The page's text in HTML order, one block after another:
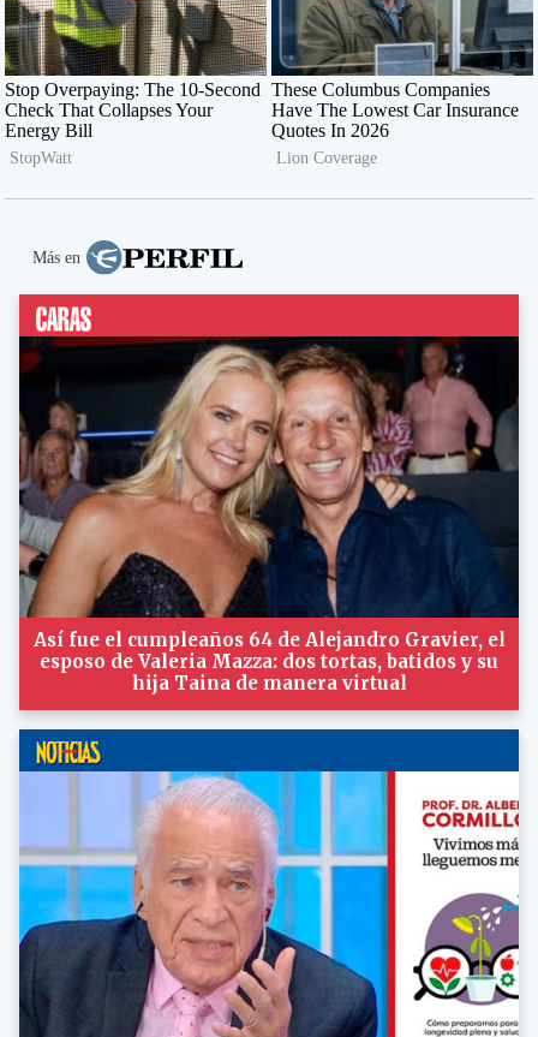
Más en
Así fue el cumpleaños 64 de Alejandro Gravier, el
esposo de Valeria Mazza: dos tortas, batidos y su
hija Taina de manera virtual